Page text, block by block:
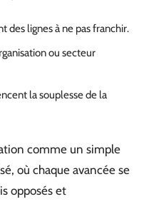
des lignes à ne pas franchir.
ou secteur
la souplesse de la
comme un simple
où chaque avancée se
opposés et